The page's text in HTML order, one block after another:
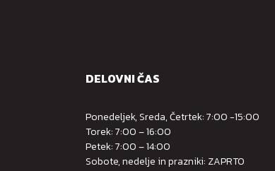
DELOVNI ČAS
Ponedeljek, Sreda, Četrtek: 7:00 -15:00
Torek: 7:00 – 16:00
Petek: 7:00 – 14:00
Sobote, nedelje in prazniki: ZAPRTO